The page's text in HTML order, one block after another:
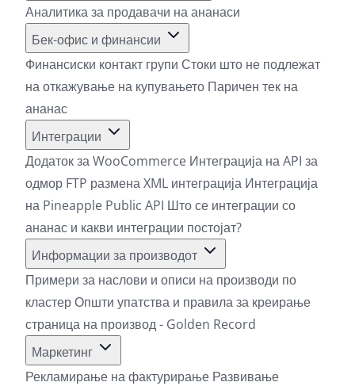
Аналитика за продавачи на ананаси
Бек-офис и финансии
Финансиски контакт групи Стоки што не подлежат
на откажување на купувањето Паричен тек на
ананас
Интеграции
Додаток за WooCommerce Интеграција на API за
одмор FTP разменаXML интеграција Интеграција
на Pineapple Public API Што се интеграции со
ананас и какви интеграции постојат?
Информации за производот
Примери за наслови и описи на производи по
кластерОпшти упатства и правила за креирање
страница на производ - Golden Record
Маркетинг
Рекламирање на фактурирање Развивање